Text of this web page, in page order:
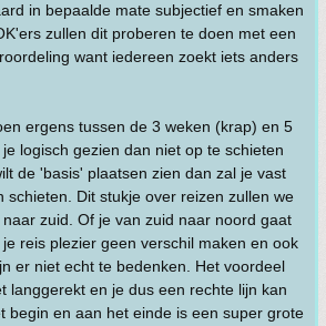
in bepaalde mate subjectief en smaken
zullen dit proberen te doen met een
want iedereen zoekt iets anders
ergens tussen de 3 weken (krap) en 5
logisch gezien dan niet op te schieten
de 'basis' plaatsen zien dan zal je vast
schieten. Dit stukje over reizen zullen we
zuid. Of je van zuid naar noord gaat
reis plezier geen verschil maken en ook
er niet echt te bedenken. Het voordeel
langgerekt en je dus een rechte lijn kan
begin en aan het einde is een super grote